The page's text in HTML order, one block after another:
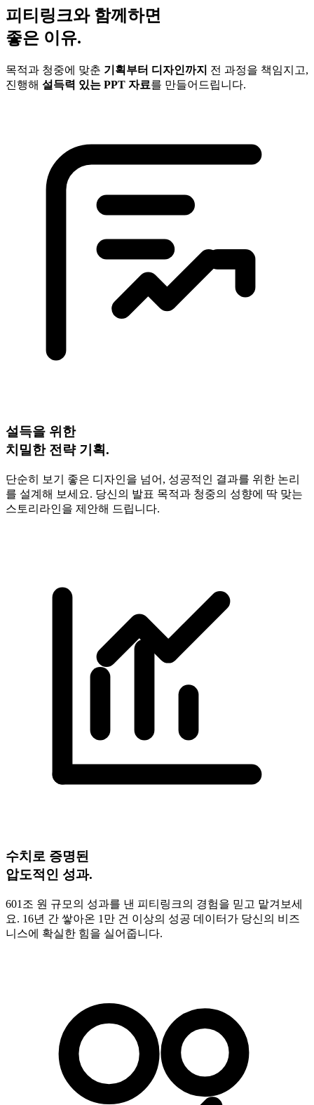
피티링크와 함께하면
좋은 이유.
목적과 청중에 맞춘 기획부터 디자인까지 전 과정을 책임지고,
진행해 설득력 있는 PPT 자료를 만들어드립니다.
설득을 위한
치밀한 전략 기획.
단순히 보기 좋은 디자인을 넘어, 성공적인 결과를 위한 논리
를 설계해 보세요. 당신의 발표 목적과 청중의 성향에 딱 맞는
스토리라인을 제안해 드립니다.
수치로 증명된
압도적인 성과.
601조 원 규모의 성과를 낸 피티링크의 경험을 믿고 맡겨보세
요. 16년 간 쌓아온 1만 건 이상의 성공 데이터가 당신의 비즈
니스에 확실한 힘을 실어줍니다.